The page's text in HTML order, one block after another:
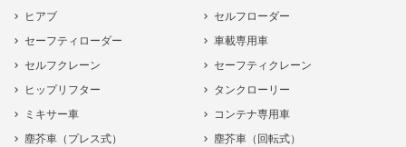
ヒアブ
セルフローダー
セーフティローダー
車載専用車
セルフクレーン
セーフティクレーン
ヒップリフター
タンクローリー
ミキサー車
コンテナ専用車
塵芥車（プレス式）
塵芥車（回転式）